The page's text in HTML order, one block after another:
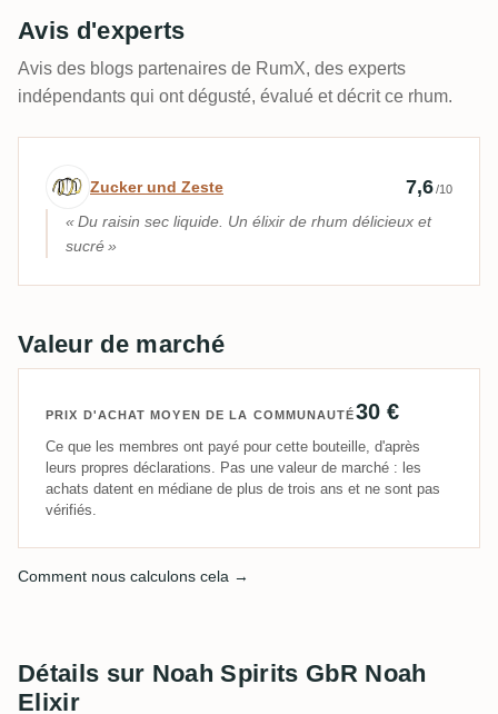
Avis d'experts
Avis des blogs partenaires de RumX, des experts
indépendants qui ont dégusté, évalué et décrit ce rhum.
Avis d’expert par Zucker und Zeste
Zucker und Zeste 7,6/10
Du raisin sec liquide. Un élixir de rhum délicieux et
sucré
Valeur de marché
PRIX D'ACHAT MOYEN DE LA COMMUNAUTÉ30 €
Ce que les membres ont payé pour cette bouteille, d'après
leurs propres déclarations. Pas une valeur de marché : les
achats datent en médiane de plus de trois ans et ne sont pas
vérifiés.
Comment nous calculons cela →
Détails sur Noah Spirits GbR Noah
Elixir